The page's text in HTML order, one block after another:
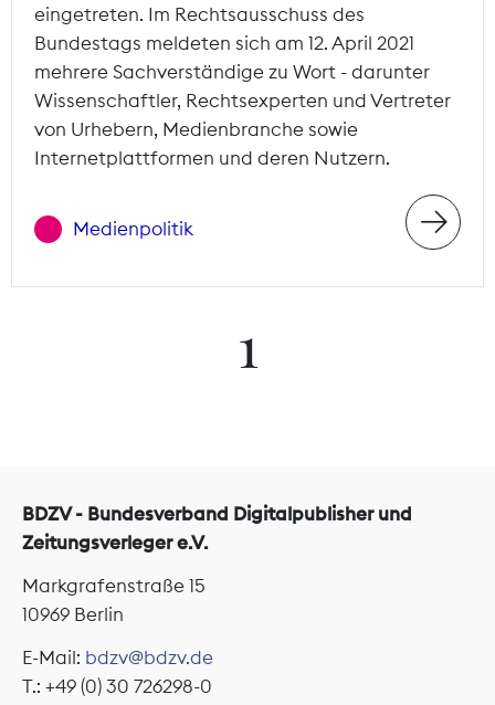
eingetreten. Im Rechtsausschuss des
Bundestags meldeten sich am 12. April 2021
mehrere Sachverständige zu Wort - darunter
Wissenschaftler, Rechtsexperten und Vertreter
von Urhebern, Medienbranche sowie
Internetplattformen und deren Nutzern.
Medienpolitik
1
BDZV - Bundesverband Digitalpublisher und
Zeitungsverleger e.V.
Markgrafenstraße 15
10969 Berlin
E-Mail: bdzv@bdzv.de
T.: +49 (0) 30 726298-0